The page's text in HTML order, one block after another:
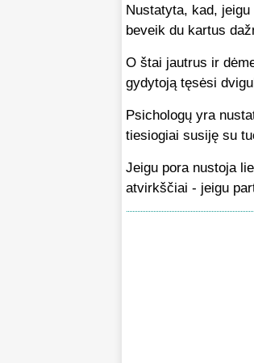
Nustatyta, kad,
beveik du kartus
O štai jautrus ir
gydytoją tęsėsi
Psichologų yra
tiesiogiai susiję su
Jeigu pora nustoja
atvirkščiai - jeigu